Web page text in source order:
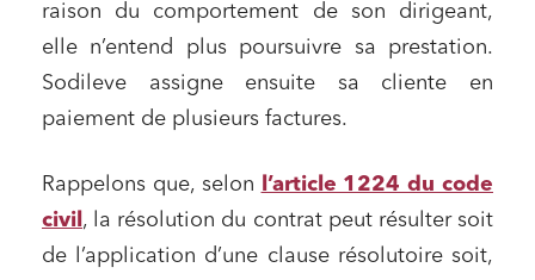
raison du comportement de son dirigeant,
elle n’entend plus poursuivre sa prestation.
Sodileve assigne ensuite sa cliente en
paiement de plusieurs factures.
Rappelons que, selon
l’article 1224 du code
civil , la résolution du contrat peut résulter soit
de l’application d’une clause résolutoire soit,